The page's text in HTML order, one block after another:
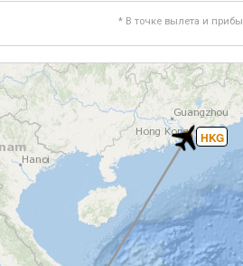
* В точке вылета и
HKG